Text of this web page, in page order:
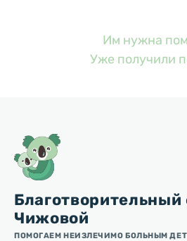
Им нужна
Уже получили
Чижовой
ПОМОГАЕМ НЕИЗЛЕЧИМО БОЛЬНЫМ